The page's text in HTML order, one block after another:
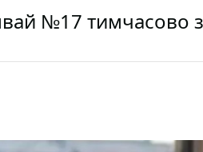
№17 тимчасово